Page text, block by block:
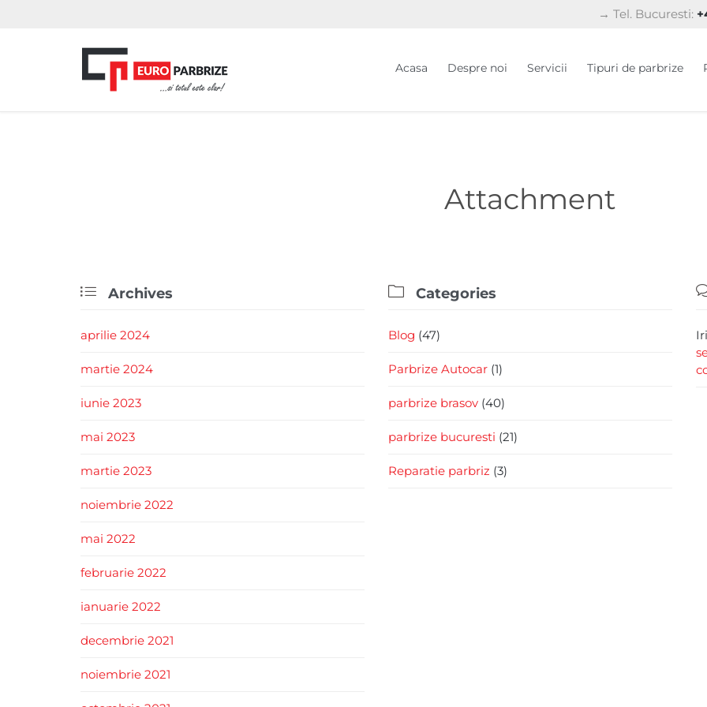
→ Tel. Bucuresti:
Acasa Despre noi Servicii Tipuri de parbrize
Attachment
 Archives
aprilie 2024
martie 2024
iunie 2023
mai 2023
martie 2023
noiembrie 2022
mai 2022
februarie 2022
ianuarie 2022
decembrie 2021
noiembrie 2021
 Categories
Blog (47)
Parbrize Autocar (1)
parbrize brasov (40)
parbrize bucuresti (21)
Reparatie parbriz (3)